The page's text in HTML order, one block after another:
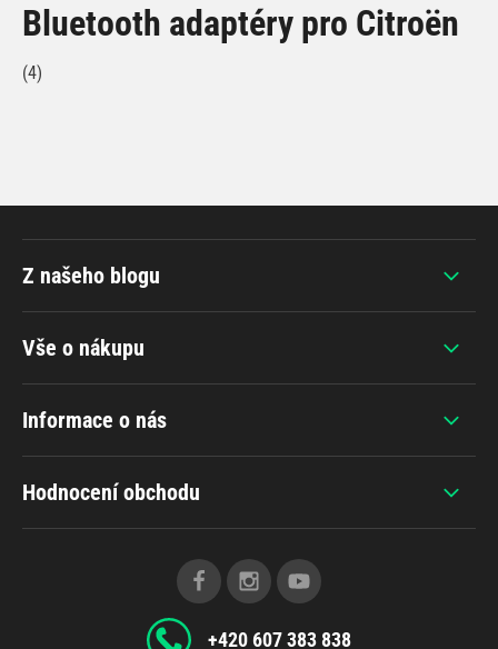
Bluetooth adaptéry pro Citroën
(4)
Vše o nákupu
Informace o nás
Hodnocení obchodu
+420 607 383 838
Z našeho blogu